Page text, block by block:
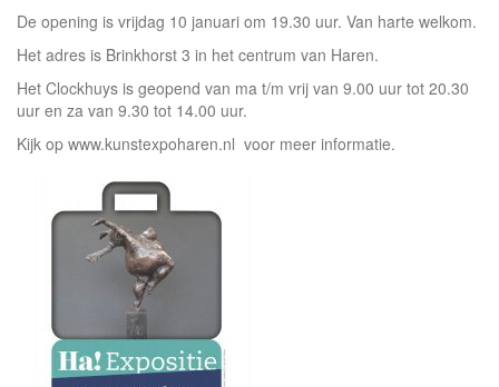
De opening is vrijdag 10 januari om 19.30 uur. Van harte welkom.
Het adres is Brinkhorst 3 in het centrum van Haren.
Het Clockhuys is geopend van ma t/m vrij van 9.00 uur tot 20.30
uur en za van 9.30 tot 14.00 uur.
Kijk op www.kunstexpoharen.nl voor meer informatie.